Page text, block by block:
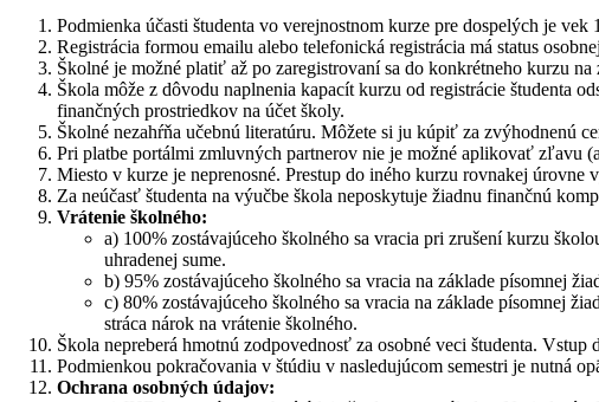
Podmienka účasti študenta vo verejnostnom kurze pre dospelých je vek
Registrácia formou emailu alebo telefonická registrácia má status
Školné je možné platiť až po zaregistrovaní sa do konkrétneho kurzu
Škola môže z dôvodu naplnenia kapacít kurzu od registrácie študenta
finančných prostriedkov na účet školy.
Školné nezahŕňa učebnú literatúru. Môžete si ju kúpiť za zvýhodnenú
Pri platbe portálmi zmluvných partnerov nie je možné aplikovať zľavu
Miesto v kurze je neprenosné. Prestup do iného kurzu rovnakej
Za neúčasť študenta na výučbe škola neposkytuje žiadnu finančnú
Vrátenie školného:
a) 100% zostávajúceho školného sa vracia pri zrušení kurzu
uhradenej sume.
b) 95% zostávajúceho školného sa vracia na základe písomnej
c) 80% zostávajúceho školného sa vracia na základe písomnej
stráca nárok na vrátenie školného.
Škola nepreberá hmotnú zodpovednosť za osobné veci študenta.
Podmienkou pokračovania v štúdiu v nasledujúcom semestri je nutná
Ochrana osobných údajov: